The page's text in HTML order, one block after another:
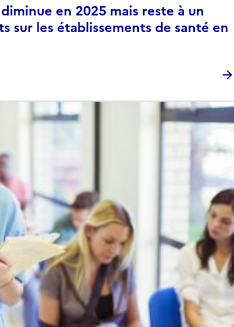
en 2025 mais reste à un
sur les établissements de santé en